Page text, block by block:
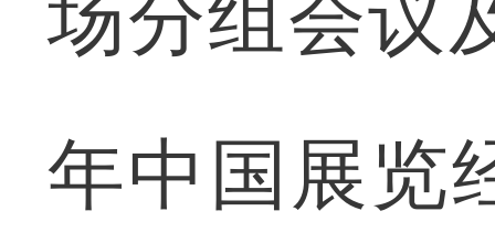
场分组会议
年中国展览